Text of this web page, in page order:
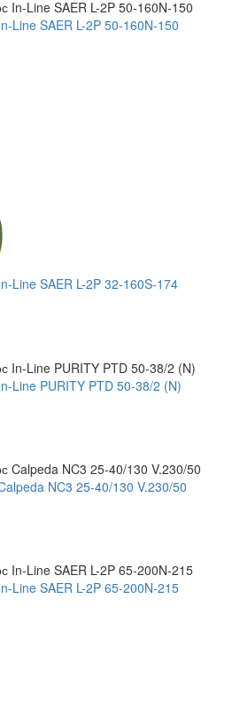
Line SAER L-2P 50-160N-150
Line SAER L-2P 32-160S-174
Line PURITY PTD 50-38/2 (N)
NC3 25-40/130 V.230/50
Line SAER L-2P 65-200N-215